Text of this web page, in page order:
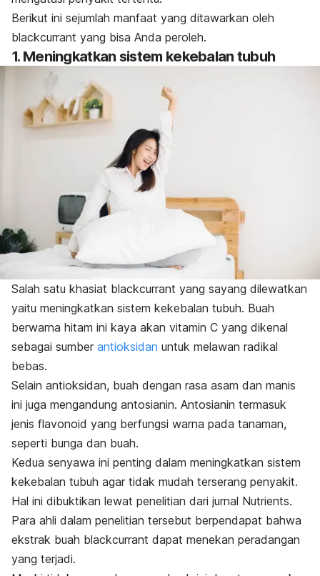
Berikut ini sejumlah manfaat yang ditawarkan oleh
blackcurrant yang bisa Anda peroleh.
1. Meningkatkan sistem kekebalan tubuh
Salah satu khasiat blackcurrant yang sayang dilewatkan
yaitu meningkatkan sistem kekebalan tubuh. Buah
berwarna hitam ini kaya akan vitamin C yang dikenal
sebagai sumber antioksidan untuk melawan radikal
bebas.
Selain antioksidan, buah dengan rasa asam dan manis
ini juga mengandung antosianin. Antosianin termasuk
jenis flavonoid yang berfungsi warna pada tanaman,
seperti bunga dan buah.
Kedua senyawa ini penting dalam meningkatkan sistem
kekebalan tubuh agar tidak mudah terserang penyakit.
Hal ini dibuktikan lewat penelitian dari jurnal Nutrients.
Para ahli dalam penelitian tersebut berpendapat bahwa
ekstrak buah blackcurrant dapat menekan peradangan
yang terjadi.